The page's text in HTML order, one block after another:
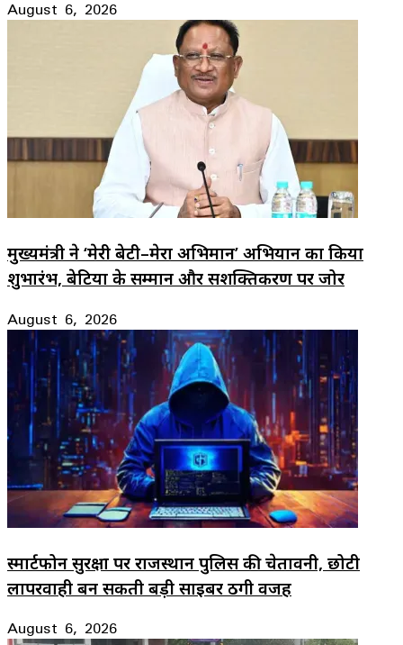
August 6, 2026
मुख्यमंत्री ने ‘मेरी बेटी–मेरा अभिमान’ अभियान का किया
शुभारंभ, बेटियों के सम्मान और सशक्तिकरण पर जोर
August 6, 2026
स्मार्टफोन सुरक्षा पर राजस्थान पुलिस की चेतावनी, छोटी
लापरवाही बन सकती बड़ी साइबर ठगी वजह
August 6, 2026